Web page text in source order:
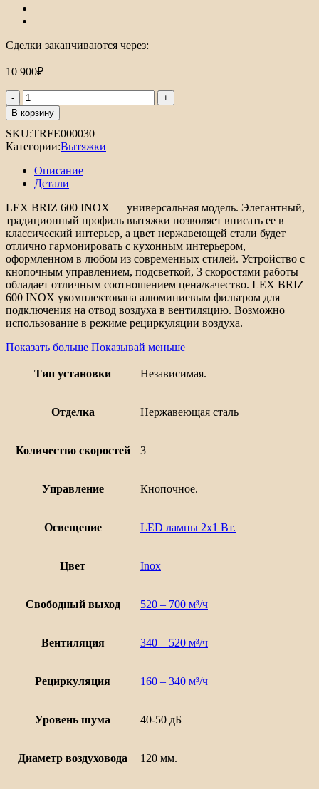
Сделки заканчиваются через:
10 900₽
Количество
товара
Вытяжка
кухонная
купольная
BRIZ
600
В корзину
SKU:TRFE000030
Категории:Вытяжки
Описание
Детали
LEX BRIZ 600 INOX — универсальная модель. Элегантный,
традиционный профиль вытяжки позволяет вписать ее в
классический интерьер, а цвет нержавеющей стали будет
отлично гармонировать с кухонным интерьером,
оформленном в любом из современных стилей. Устройство с
кнопочным управлением, подсветкой, 3 скоростями работы
обладает отличным соотношением цена/качество. LEX BRIZ
600 INOX укомплектована алюминиевым фильтром для
подключения на отвод воздуха в вентиляцию. Возможно
использование в режиме рециркуляции воздуха.
Показать больше Показывай меньше
Тип установки Независимая.
Отделка Нержавеющая сталь
Количество скоростей 3
Управление Кнопочное.
Освещение LED лампы 2х1 Вт.
Цвет Inox
Свободный выход 520 – 700 м³/ч
Вентиляция 340 – 520 м³/ч
Рециркуляция 160 – 340 м³/ч
Уровень шума 40-50 дБ
Диаметр воздуховода 120 мм.